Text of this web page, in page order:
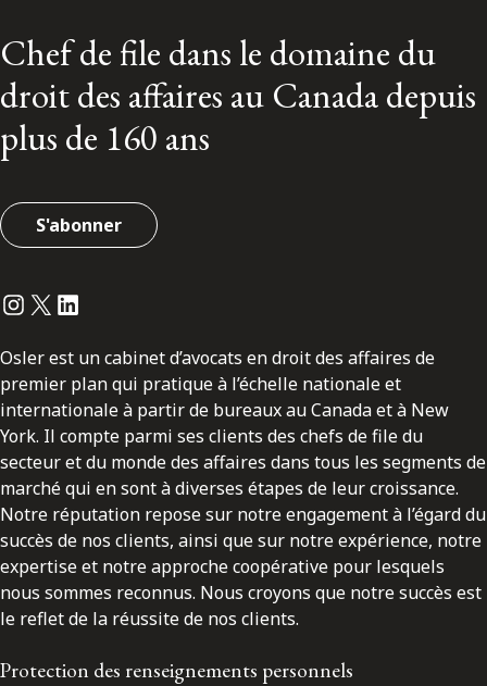
Chef de file dans le domaine du
droit des affaires au Canada depuis
plus de 160 ans
S'abonner
Instagram
Twitter
LinkedIn
Osler est un cabinet d’avocats en droit des affaires de
premier plan qui pratique à l’échelle nationale et
internationale à partir de bureaux au Canada et à New
York. Il compte parmi ses clients des chefs de file du
secteur et du monde des affaires dans tous les segments de
marché qui en sont à diverses étapes de leur croissance.
Notre réputation repose sur notre engagement à l’égard du
succès de nos clients, ainsi que sur notre expérience, notre
expertise et notre approche coopérative pour lesquels
nous sommes reconnus. Nous croyons que notre succès est
le reflet de la réussite de nos clients.
Protection des renseignements personnels